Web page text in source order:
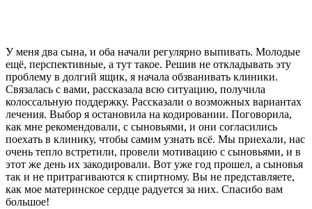
У меня два сына, и оба начали регулярно выпивать. Молодые
ещё, перспективные, а тут такое. Решив не откладывать эту
проблему в долгий ящик, я начала обзванивать клиники.
Связалась с вами, рассказала всю ситуацию, получила
колоссальную поддержку. Рассказали о возможных вариантах
лечения. Выбор я остановила на кодировании. Поговорила,
как мне рекомендовали, с сыновьями, и они согласились
поехать в клинику, чтобы самим узнать всё. Мы приехали, нас
очень тепло встретили, провели мотивацию с сыновьями, и в
этот же день их закодировали. Вот уже год прошел, а сыновья
так и не притрагиваются к спиртному. Вы не представляете,
как мое материнское сердце радуется за них. Спасибо вам
большое!